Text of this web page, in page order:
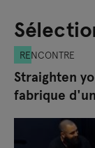
RENCONTRE
Straighten
fabrique